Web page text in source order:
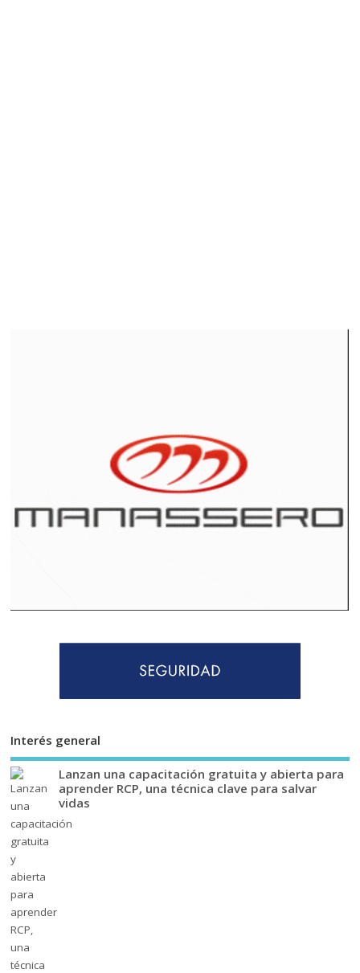
Interés general
Lanzan una capacitación gratuita y abierta para
aprender RCP, una técnica clave para salvar
vidas